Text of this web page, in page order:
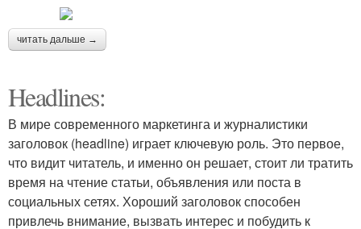
читать дальше →
Headlines:
В мире современного маркетинга и журналистики
заголовок (headline) играет ключевую роль. Это первое,
что видит читатель, и именно он решает, стоит ли тратить
время на чтение статьи, объявления или поста в
социальных сетях. Хороший заголовок способен
привлечь внимание, вызвать интерес и побудить к